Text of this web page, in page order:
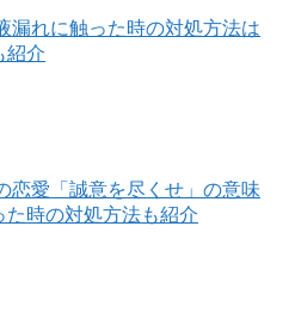
漏れに触った時の対処方法は
紹介
恋愛「誠意を尽くせ」の意味
時の対処方法も紹介